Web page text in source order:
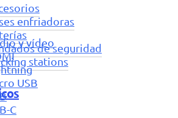
enfriadoras
de seguridad
stations
y vídeo
USB
C